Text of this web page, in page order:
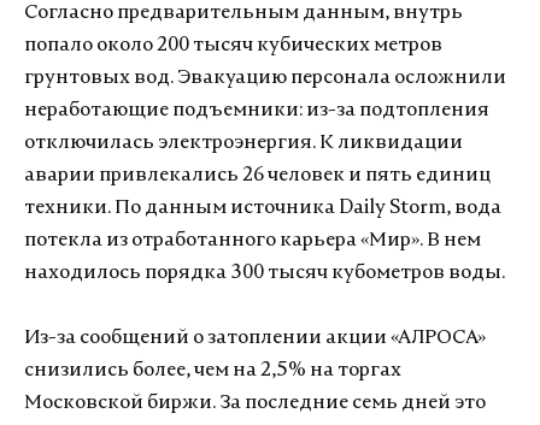
Согласно предварительным данным, внутрь
попало около 200 тысяч кубических метров
грунтовых вод. Эвакуацию персонала осложнили
неработающие подъемники: из-за подтопления
отключилась электроэнергия. К ликвидации
аварии привлекались 26 человек и пять единиц
техники. По данным источника Daily Storm, вода
потекла из отработанного карьера «Мир». В нем
находилось порядка 300 тысяч кубометров воды.
Из-за сообщений о затоплении акции «АЛРОСА»
снизились более, чем на 2,5% на торгах
Московской биржи. За последние семь дней это